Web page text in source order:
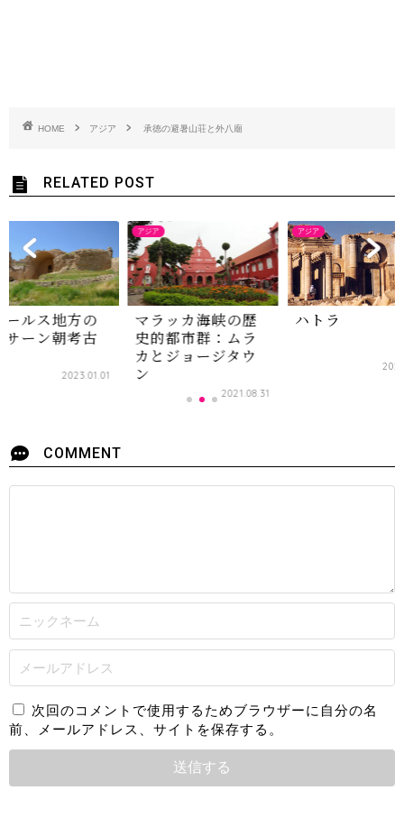
HOME アジア 承徳の避暑山荘と外八廟
RELATED POST
ールス地方の
サーン朝考古
2023.01.01
アジア
マラッカ海峡の歴
史的都市群：ムラ
カとジョージタウ
ン
2021.08.31
アジア
ハトラ
COMMENT
次回のコメントで使用するためブラウザーに自分の名
前、メールアドレス、サイトを保存する。